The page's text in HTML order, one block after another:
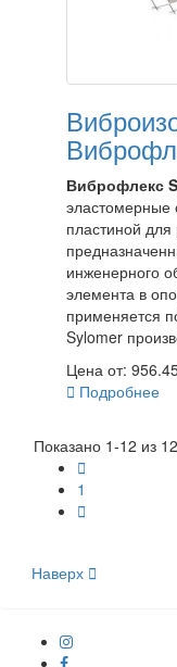
Виброфлекс
эластомерные
пластиной для
инженерного
элемента в
применяется
Sylomer
Цена от:
 Подробнее
Показано 1-12 из 12

1

Наверх 